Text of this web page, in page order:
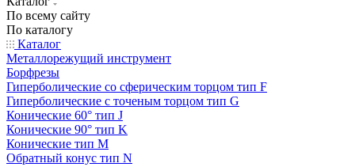
По всему сайту
По каталогу
Каталог
Металлорежущий инструмент
Борфрезы
Гиперболические cо сферическим торцом тип F
Гиперболические с точеным торцом тип G
Конические 60° тип J
Конические 90° тип K
Конические тип M
Обратный конус тип N